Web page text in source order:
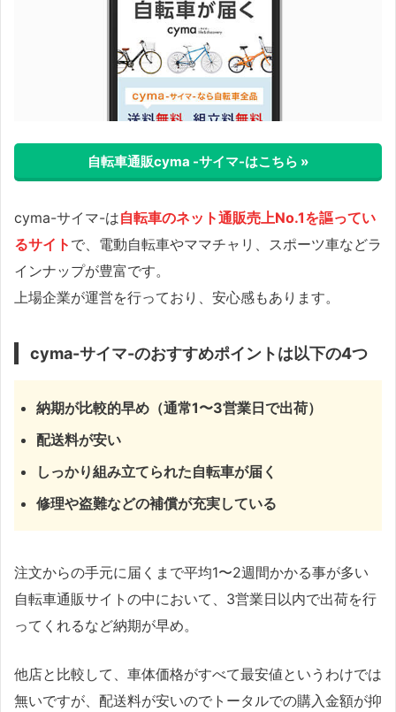
自転車通販cyma -サイマ-はこちら »
cyma-サイマ-は自転車のネット通販売上No.1を謳ってい
るサイト で、電動自転車やママチャリ、スポーツ車などラ
インナップが豊富です。
上場企業が運営を行っており、安心感もあります。
cyma-サイマ-のおすすめポイントは以下の4つ
納期が比較的早め（通常1〜3営業日で出荷）
配送料が安い
しっかり組み立てられた自転車が届く
修理や盗難などの補償が充実している
注文からの手元に届くまで平均1〜2週間かかる事が多い
自転車通販サイトの中において、3営業日以内で出荷を行
ってくれるなど納期が早め。
他店と比較して、車体価格がすべて最安値というわけでは
無いですが、配送料が安いのでトータルでの購入金額が抑